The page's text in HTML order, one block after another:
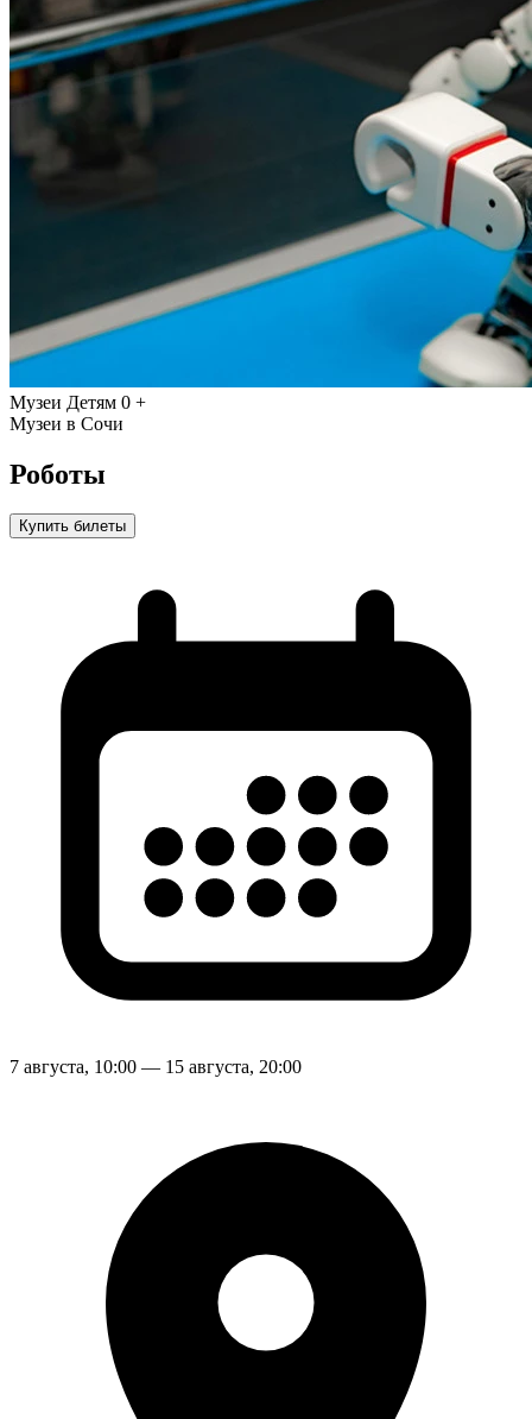
Музеи Детям 0 +
Музеи в Сочи
Роботы
Купить билеты
7 августа, 10:00 — 15 августа, 20:00